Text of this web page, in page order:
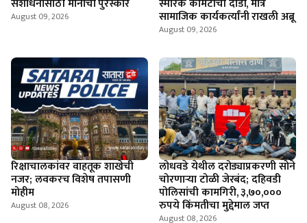
संशोधनासाठी मानाचा पुरस्कार
August 09, 2026
स्मारक कमिटीची दांडी, मात्र
सामाजिक कार्यकर्त्यांनी राखली अब्रू
August 09, 2026
रिक्षाचालकांवर वाहतूक शाखेची
नजर; लवकरच विशेष तपासणी
मोहीम
August 08, 2026
लोधवडे येथील दरोड्याप्रकरणी सोने
चोरणाऱ्या टोळी जेरबंद; दहिवडी
पोलिसांची कामगिरी, ३,७०,०००
रुपये किंमतीचा मुद्देमाल जप्त
August 08, 2026